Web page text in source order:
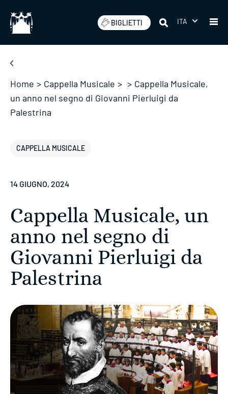
BIGLIETTI ITA
Home > Cappella Musicale > > Cappella Musicale,
un anno nel segno di Giovanni Pierluigi da
Palestrina
CAPPELLA MUSICALE
14 GIUGNO, 2024
Cappella Musicale, un
anno nel segno di
Giovanni Pierluigi da
Palestrina